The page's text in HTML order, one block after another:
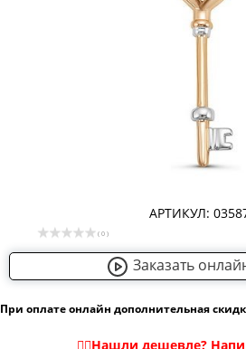
АРТИКУЛ:
( 0 )
Заказать
При оплате онлайн дополнительная